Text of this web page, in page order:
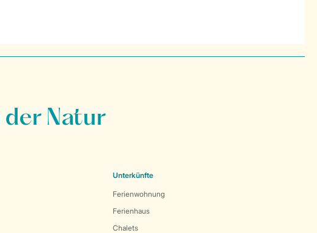
der Natur
Unterkünfte
Ferienwohnung
Ferienhaus
Chalets